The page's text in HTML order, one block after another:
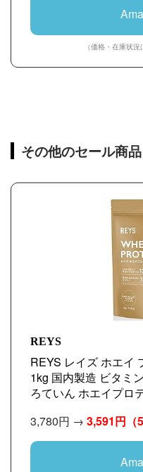
（価格・在庫状
その他のセール商品
REYS
REYS レイズ ホエイ
1kg 国内製造 ビタミ
ろていん ホエイプロ
3,780円 → 3,591円